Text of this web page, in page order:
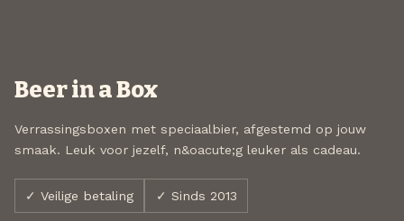
Beer in a Box
Verrassingsboxen met speciaalbier, afgestemd op jouw
smaak. Leuk voor jezelf, n&oacute;g leuker als cadeau.
✓ Veilige betaling ✓ Sinds 2013